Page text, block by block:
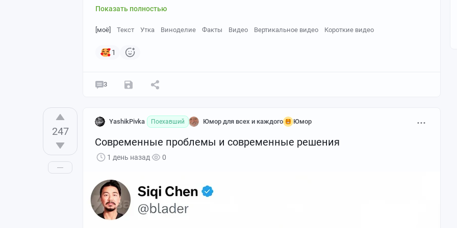
Показать полностью
[моё] Текст Утка Виноделие Факты Видео Вертикальное видео Короткие видео
1
3
247
YashikPivka Поехавший Юмор для всех и каждого Юмор
Современные проблемы и современные решения
1 день назад 0